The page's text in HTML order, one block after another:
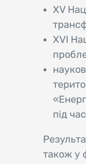
ХV
ХVІ
під
також у